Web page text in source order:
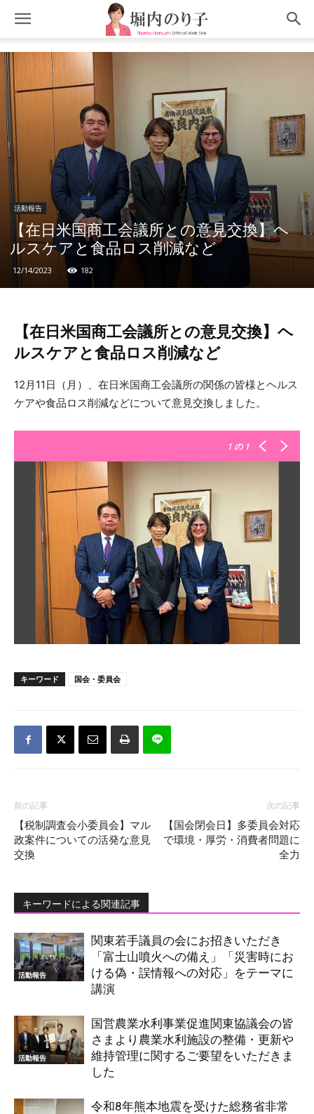
活動報告
【在日米国商工会議所との意見交換】ヘ
ルスケアと食品ロス削減など
12/14/2023 182
【在日米国商工会議所との意見交換】ヘ
ルスケアと食品ロス削減など
12月11日（月）、在日米国商工会議所の関係の皆様とヘルス
ケアや食品ロス削減などについて意見交換しました。
1 の 1
キーワード 国会・委員会
前の記事
【税制調査会小委員会】マル
政案件についての活発な意見
交換
次の記事
【国会閉会日】多委員会対応
で環境・厚労・消費者問題に
全力
キーワードによる関連記事
活動報告
関東若手議員の会にお招きいただき
「富士山噴火への備え」「災害時にお
ける偽・誤情報への対応」をテーマに
講演
活動報告
国営農業水利事業促進関東協議会の皆
さまより農業水利施設の整備・更新や
維持管理に関するご要望をいただきま
した
令和8年熊本地震を受けた総務省非常